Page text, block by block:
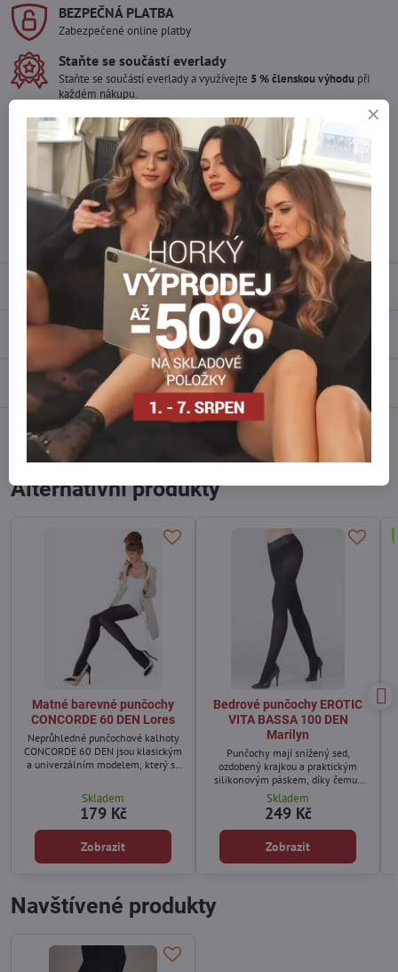
BEZPEČNÁ PLATBA
Zabezpečené online platby
Staňte se součástí everlady
Staňte se součástí everlady a využívejte 5 % členskou výhodu při
každém nákupu.
Máte zájem o více kusů ?
Kontaktujte nás na mail, zboží pro Vás doskladníme!
info​@everlady​.eu
Popis
Recenze 0
Diskuse
Facebook Reddit LinkedIn WhatsApp
mail
Alternativní produkty
Matné barevné punčochy
CONCORDE 60 DEN Lores
Neprůhledné punčochové kalhoty
CONCORDE 60 DEN jsou klasickým
a univerzálním modelem, který se
jednoduchých každodenních
kombinací až po elegantní
příležitosti.
Skladem
179 Kč
Zobrazit
Bedrové punčochy EROTIC
VITA BASSA 100 DEN
Marilyn
Punčochy mají snížený sed,
ozdobený krajkou a praktickým
silikonovým páskem, díky čemuž
punčochy pevně drží na těle.
Skladem
249 Kč
Zobrazit
Navštívené produkty